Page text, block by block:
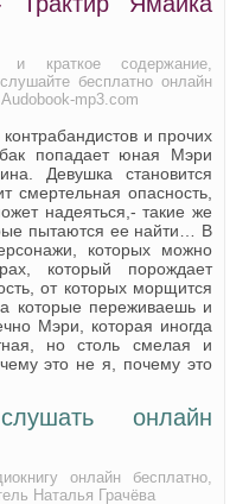
краткое содержание,
бесплатно онлайн
mp3.com
и прочих
попадает юная Мэри
Девушка становится
смертельная опасность,
надеяться,- такие же
пытаются ее найти… В
которых можно
который порождает
от которых морщится
которые переживаешь и
Мэри, которая иногда
но столь смелая и
это не я, почему это
онлайн
онлайн бесплатно,
Наталья Грачёва